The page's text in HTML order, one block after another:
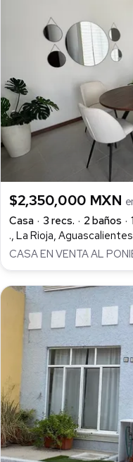
$2,350,000 MXN
Casa
3 recs. 2 baños
., La Rioja, Aguascalientes
CASA EN VENTA AL